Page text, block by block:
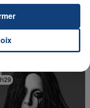
DE LA...
la clinique qui a
ses